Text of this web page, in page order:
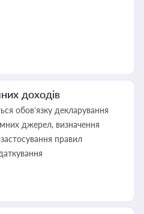
доходів
обов’язку декларування
джерел, визначення
правил